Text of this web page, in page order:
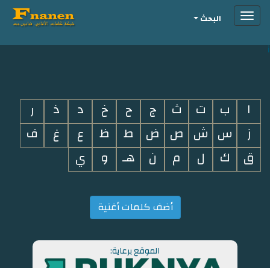
i
Toggleالبحث
ا ب ت ث ج ح خ د ذ
ر
ز
س ش ص ض ط ظ ع غ
ف
ق
ك ل م ن هـ و ي
أضف كلمات أغنية
الموقع برعاية: